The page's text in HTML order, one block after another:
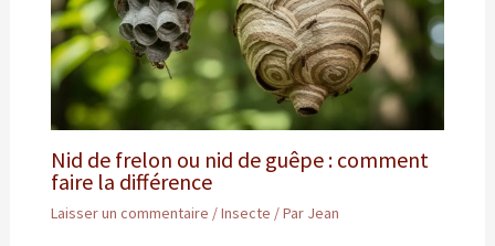
Nid de frelon ou nid de guêpe : comment
faire la différence
Laisser un commentaire /Insecte / Par Jean